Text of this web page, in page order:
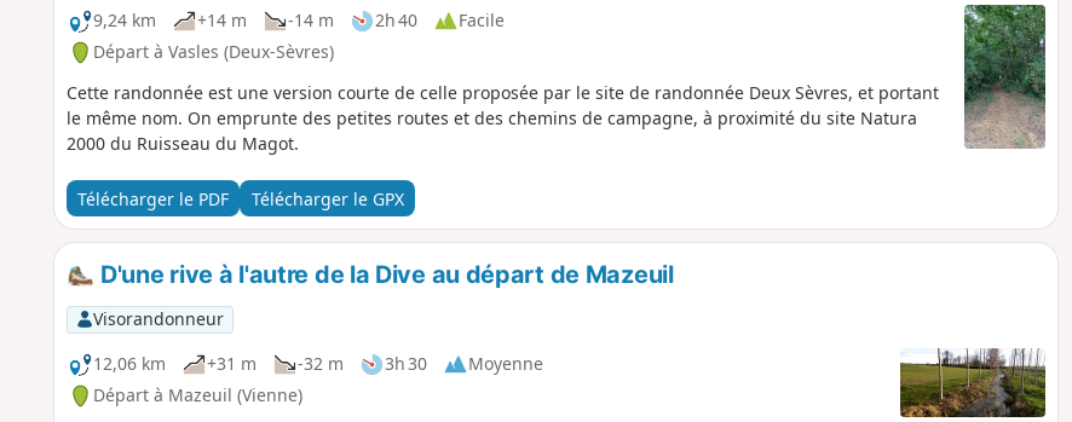
9,24 km
+14 m -14 m 2h 40
Facile
Départ à Vasles (Deux-Sèvres)
Cette randonnée est une version courte de celle proposée par le site de randonnée Deux Sèvres, et portant
le même nom. On emprunte des petites routes et des chemins de campagne, à proximité du site Natura
2000 du Ruisseau du Magot.
Télécharger le PDF Télécharger le GPX
D'une rive à l'autre de la Dive au départ de Mazeuil
Visorandonneur
12,06 km
+31 m -32 m 3h 30
Moyenne
Départ à Mazeuil (Vienne)